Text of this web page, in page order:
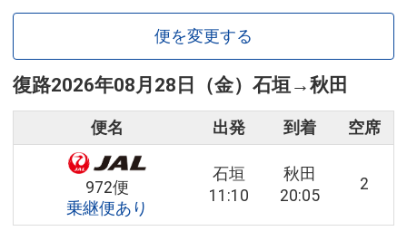
便を変更する
復路2026年08月28日（金） 石垣→秋田
便名 出発 到着 空席
972便
乗継便あり
石垣
11:10
秋田
20:05
2